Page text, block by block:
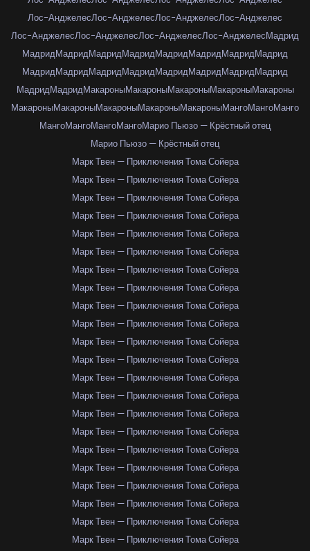
Лос-АнджелесЛос-АнджелесЛос-АнджелесЛос-Анджелес
Лос-АнджелесЛос-АнджелесЛос-АнджелесЛос-АнджелесМадрид
МадридМадридМадридМадридМадридМадридМадридМадрид
МадридМадридМадридМадридМадридМадридМадридМадрид
МадридМадридМакароныМакароныМакароныМакароныМакароны
МакароныМакароныМакароныМакароныМакароныМангоМангоМанго
МангоМангоМангоМангоМарио Пьюзо — Крёстный отец
Марио Пьюзо — Крёстный отец
Марк Твен — Приключения Тома Сойера
Марк Твен — Приключения Тома Сойера
Марк Твен — Приключения Тома Сойера
Марк Твен — Приключения Тома Сойера
Марк Твен — Приключения Тома Сойера
Марк Твен — Приключения Тома Сойера
Марк Твен — Приключения Тома Сойера
Марк Твен — Приключения Тома Сойера
Марк Твен — Приключения Тома Сойера
Марк Твен — Приключения Тома Сойера
Марк Твен — Приключения Тома Сойера
Марк Твен — Приключения Тома Сойера
Марк Твен — Приключения Тома Сойера
Марк Твен — Приключения Тома Сойера
Марк Твен — Приключения Тома Сойера
Марк Твен — Приключения Тома Сойера
Марк Твен — Приключения Тома Сойера
Марк Твен — Приключения Тома Сойера
Марк Твен — Приключения Тома Сойера
Марк Твен — Приключения Тома Сойера
Марк Твен — Приключения Тома Сойера
Марк Твен — Приключения Тома Сойера